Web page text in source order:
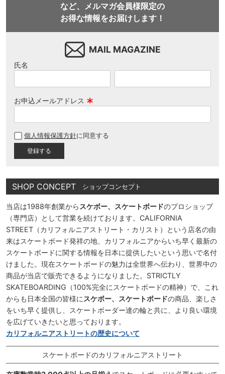
など、メルマガ会員様限定の
お得な情報をお届けします！
MAIL MAGAZINE
氏名
お申込メールアドレス
須
個人情報保護方針に同意する
SHOP CONCEPT ショップコンセプト
当店は1988年創業から スケボー、スケートボードのプロショップ
（専門店）として営業を続けております。CALIFORNIA
STREET（カリフォルニアストリート・カリスト）という店名の由
来はスケートボード発祥の地、カリフォルニアからいち早く最新の
スケートボードに関する情報を日本に提供したいという思いで名付
けました。現在スケートボードの魅力は全世界へ伝わり、世界中の
商品が当店で販売できるようになりました。STRICTLY
SKATEBOARDING（100%完全にスケートボードの精神）で、これ
からも日本全国の皆様に スケボー、スケートボードの商品、楽しさ
をいち早く提供し、スケートボーダー達の輪と共に、より良い環境
を広げていきたいと思っております。
カリフォルニアストリートの歴史について
スケートボードのカリフォルニアストリート